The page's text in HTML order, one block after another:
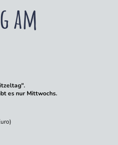
am
es nur Mittwochs.